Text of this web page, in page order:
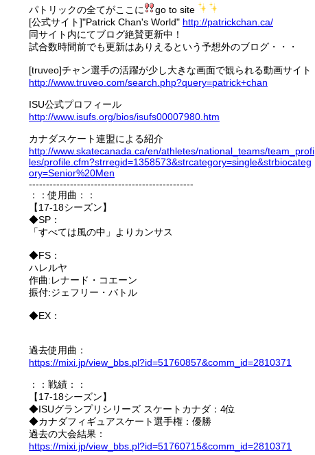
パトリックの全てがここに
go to site
[公式サイト]"Patrick Chan's World" http://patrickchan.ca/
同サイト内にてブログ絶賛更新中！
試合数時間前でも更新はありえるという予想外のブログ・・・
[truveo]チャン選手の活躍が少し大きな画面で観られる動画サイト
http://www.truveo.com/search .php?query=patrick+chan
ISU公式プロフィール
http://www.isufs.org/bios/isufs00007980.htm
カナダスケート連盟による紹介
http://www.skatecanada.ca/en/athletes/national_teams/team_profi
les/profile.cfm?strregid=1358573&strcategory=single&strbiocateg
ory=Senior%20Men
------------------------------------------------
：：使用曲：：
【17-18シーズン】
◆SP：
「すべては風の中」よりカンサス
◆FS：
ハレルヤ
作曲:レナード・コエーン
振付:ジェフリー・バトル
◆EX：
過去使用曲：
https://mixi.jp/view_ bbs.pl?id=51760857&comm_id=2810371
：：戦績：：
【17-18シーズン】
◆ISUグランプリシリーズ スケートカナダ：4位
◆カナダフィギュアスケート選手権：優勝
過去の大会結果：
https://mixi.jp/view_ bbs.pl?id=51760715&comm_id=2810371